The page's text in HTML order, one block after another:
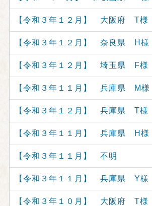
【令和３年１２月】 大阪府 T様
【令和３年１２月】 奈良県 H様
【令和３年１２月】 埼玉県 F様
【令和３年１１月】 兵庫県 M様
【令和３年１２月】 兵庫県 T様
【令和３年１１月】 兵庫県 H様
【令和３年１１月】 不明
【令和３年１１月】 兵庫県 Y様
【令和３年１０月】 大阪府 T様